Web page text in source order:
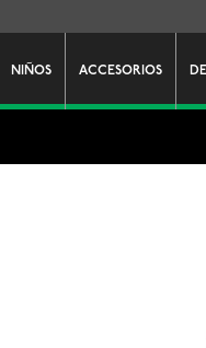
NIÑOS ACCESORIOS